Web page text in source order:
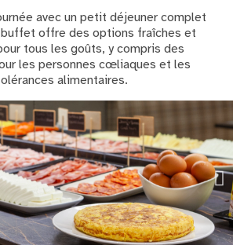
avec un petit déjeuner complet
offre des options fraîches et
tous les goûts, y compris des
les personnes cœliaques et les
alimentaires.